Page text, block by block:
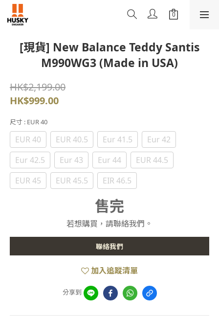
[現貨] New Balance Teddy Santis
M990WG3 (Made in USA)
HK$2,199.00
HK$999.00
尺寸 : EUR 40
EUR 40 EUR 40.5 Eur 41.5
Eur 42
Eur 42.5
Eur 43 Eur 44
EUR 44.5
EUR 45
EUR 45.5 EIR 46.5
售完
若想購買，請聯絡我們。
聯絡我們
加入追蹤清單
分享到